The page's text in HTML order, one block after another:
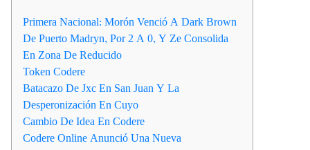
Primera Nacional: Morón Venció A Dark Brown
De Puerto Madryn, Por 2 A 0, Y Ze Consolida
En Zona De Reducido
Token Codere
Batacazo De Jxc En San Juan Y La
Desperonización En Cuyo
Cambio De Idea En Codere
Codere Online Anunció Una Nueva